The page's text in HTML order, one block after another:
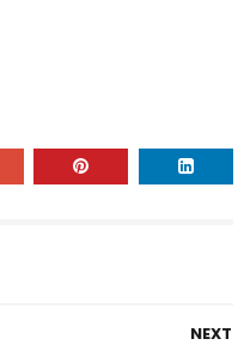
NEXT